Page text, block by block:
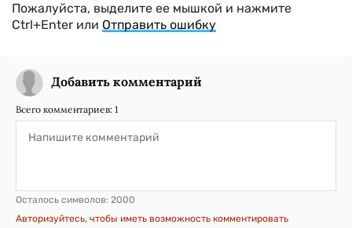
Пожалуйста, выделите ее мышкой и нажмите
Ctrl+Enter или Отправить ошибку
Добавить комментарий
Всего комментариев: 1
Осталось символов: 2000
Авторизуйтесь, чтобы иметь возможность комментировать